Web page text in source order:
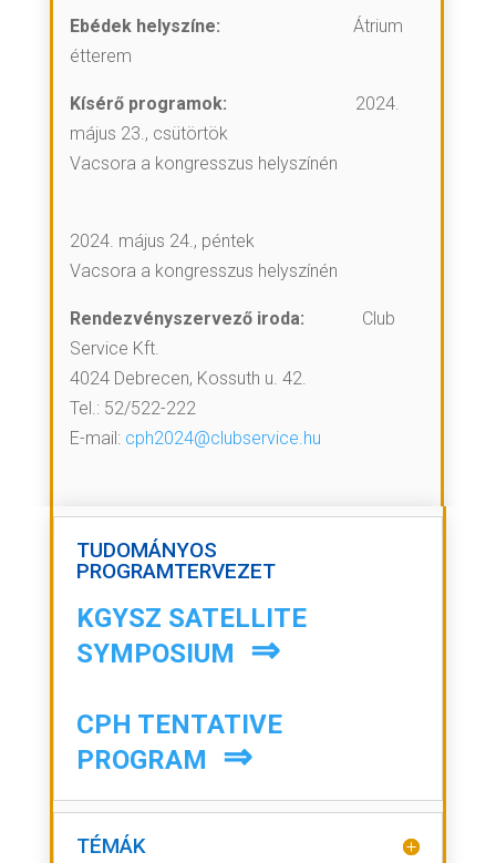
Ebédek helyszíne:
Átrium
étterem
Kísérő programok: 2024.
május 23., csütörtök
Vacsora a kongresszus helyszínén
2024. május 24., péntek
Vacsora a kongresszus helyszínén
Rendezvényszervező iroda: Club
Service Kft.
4024 Debrecen, Kossuth u. 42.
Tel.: 52/522-222
E-mail: cph2024@clubservice.hu
TUDOMÁNYOS
PROGRAMTERVEZET
KGYSZ SATELLITE
SYMPOSIUM
⇒
CPH TENTATIVE
PROGRAM
⇒
TÉMÁK